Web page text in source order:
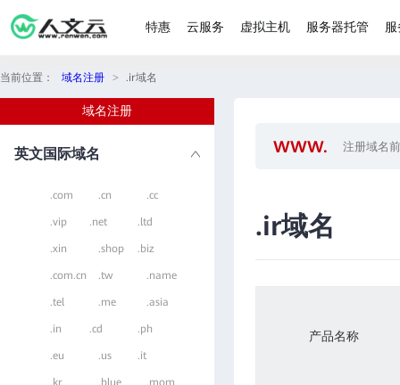
特惠 云服务 虚拟主机 服务器托管
当前位置： 域名注册 > .ir域名
域名注册
英文国际域名
.com .cn .cc
.vip .net .ltd
.xin .shop .biz
.com.cn .tw .name
.tel .me .asia
.in .cd .ph
.eu .us .it
.kr .blue .mom
.ir域名
产品名称